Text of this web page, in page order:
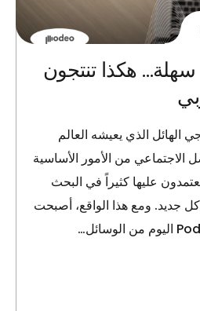
سهلة… هكذا تنتجون
الهائل الذي يعيشه العالم
الاجتماعي من الأمور الأساسية
عليها كثيراً في البحث
جديد. ومع هذا الواقع، أصبحت